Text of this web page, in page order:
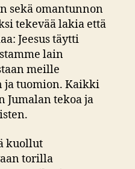
sekä omantunnon
tekevää lakia että
Jeesus täytti
lain
meille
ja tuomion. Kaikki
Jumalan tekoa ja
kuollut
torilla